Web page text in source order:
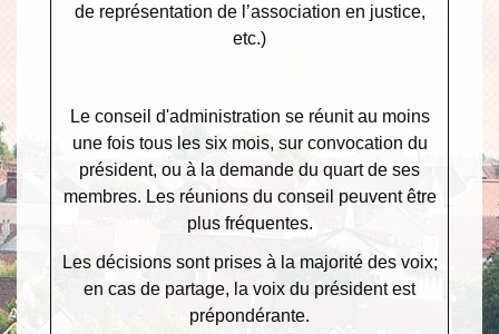
de représentation de l’association en justice,
etc.)
Le conseil d'administration se réunit au moins
une fois tous les six mois, sur convocation du
président, ou à la demande du quart de ses
membres. Les réunions du conseil peuvent être
plus fréquentes.
Les décisions sont prises à la majorité des voix;
en cas de partage, la voix du président est
prépondérante.